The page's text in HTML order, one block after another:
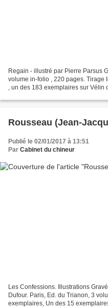
Regain - illustré par Pierre Parsus
volume in-folio , 220 pages. Tirage
, un des 183 exemplaires sur Vélin
Rousseau (Jean-
Publié le 02/01/2017 à 13:51
Par Cabinet du chineur
Les Confessions. Illustrations
Dufour. Paris, Ed. du Trianon, 3
exemplaires, Un des 15